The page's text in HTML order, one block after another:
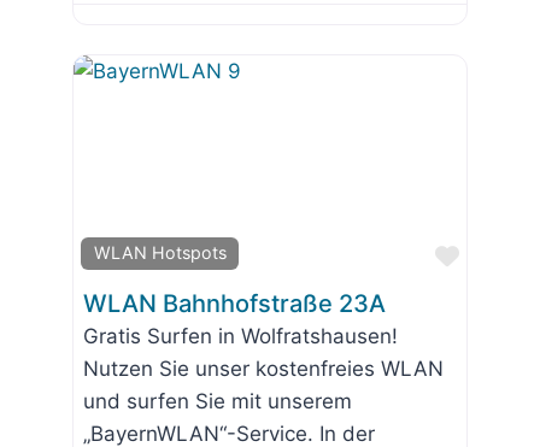
WLAN Hotspots
Favorit
WLAN Bahnhofstraße 23A
Gratis Surfen in Wolfratshausen!
Nutzen Sie unser kostenfreies WLAN
und surfen Sie mit unserem
„BayernWLAN“-Service. In der